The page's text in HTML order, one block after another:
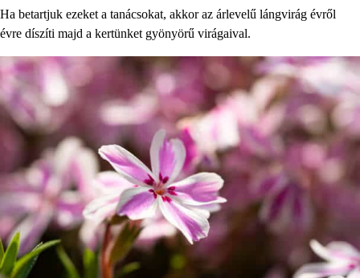
Ha betartjuk ezeket a tanácsokat, akkor az árlevelű lángvirág évről
évre díszíti majd a kertünket gyönyörű virágaival.